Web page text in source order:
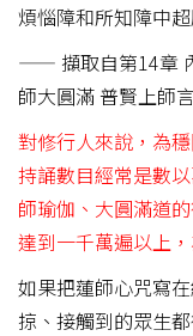
煩惱障和所知障中
—— 擷取自第14章
師大圓滿 普賢上師
對修行人來說，為
持誦數目經常是數
師瑜伽、大圓滿道
達到一千萬遍以上
如果把蓮師心咒寫
掠、接觸到的眾生